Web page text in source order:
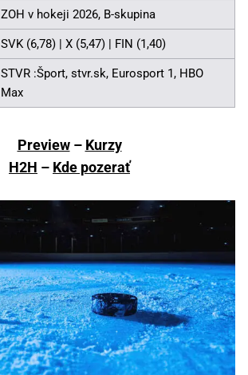
ZOH v hokeji 2026, B-skupina
SVK (6,78) | X (5,47) | FIN (1,40)
STVR :Šport, stvr.sk, Eurosport 1, HBO
Max
Preview– Kurzy
H2H – Kde pozerať